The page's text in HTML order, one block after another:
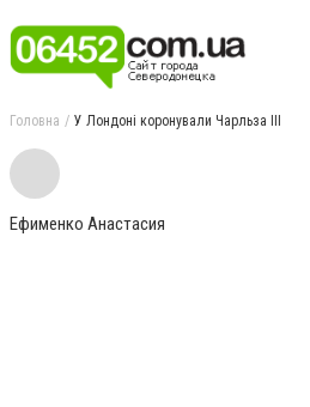
Головна У Лондоні коронували Чарльза ІІІ
Ефименко Анастасия